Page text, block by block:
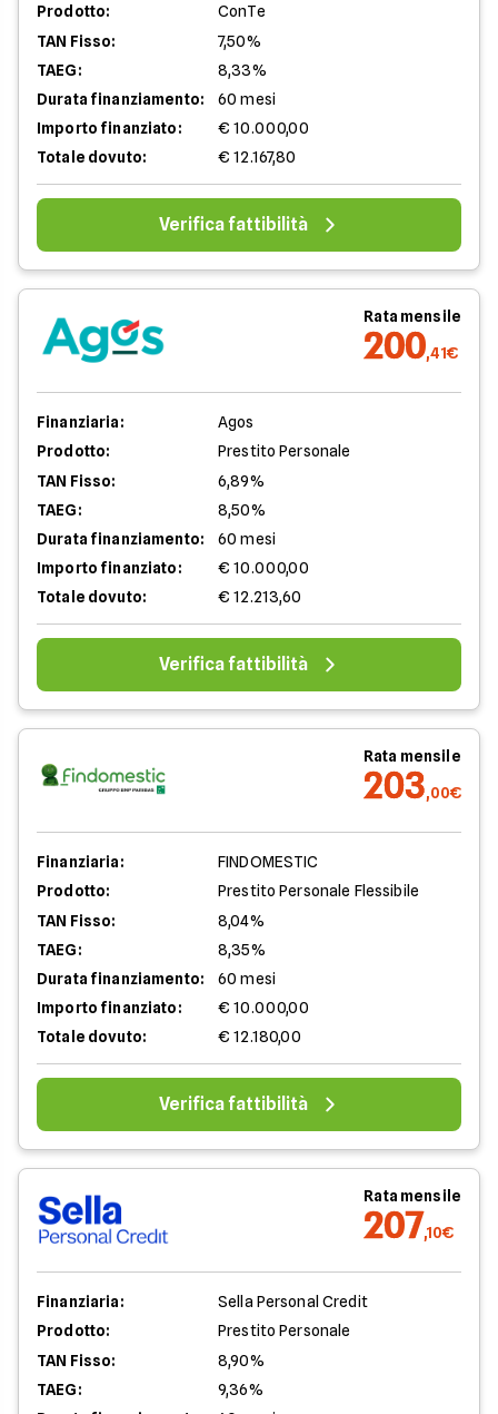
Prodotto:
ConTe
TAN Fisso:
7,50%
TAEG:
8,33%
Durata finanziamento:
60 mesi
Importo finanziato:
€ 10.000,00
Totale dovuto:
€ 12.167,80
Verifica fattibilità
Rata mensile
200,41€
Finanziaria:
Agos
Prodotto:
Prestito Personale
TAN Fisso:
6,89%
TAEG:
8,50%
Durata finanziamento:
60 mesi
Importo finanziato:
€ 10.000,00
Totale dovuto:
€ 12.213,60
Verifica fattibilità
Rata mensile
203,00€
Finanziaria:
FINDOMESTIC
Prodotto:
Prestito Personale Flessibile
TAN Fisso:
8,04%
TAEG:
8,35%
Durata finanziamento:
60 mesi
Importo finanziato:
€ 10.000,00
Totale dovuto:
€ 12.180,00
Verifica fattibilità
Rata mensile
207,10€
Finanziaria:
Sella Personal Credit
Prodotto:
Prestito Personale
TAN Fisso:
8,90%
TAEG:
9,36%